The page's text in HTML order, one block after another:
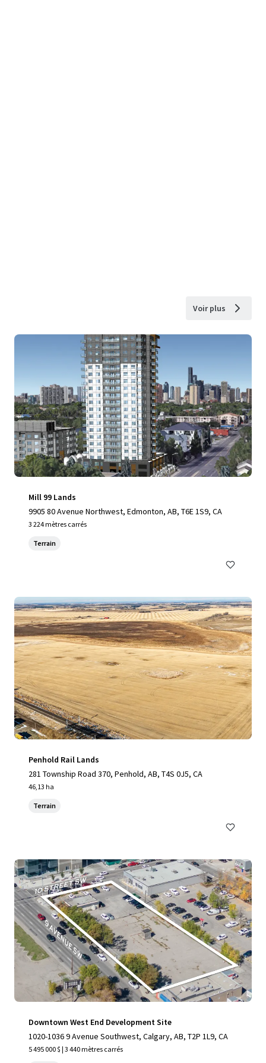
Voir plus
Mill 99 Lands
9905 80 Avenue Northwest, Edmonton, AB, T6E 1S9, CA
3 224 mètres carrés
Terrain
Penhold Rail Lands
281 Township Road 370, Penhold, AB, T4S 0J5, CA
46,13 ha
Terrain
Downtown West End Development Site
1020-1036 9 Avenue Southwest, Calgary, AB, T2P 1L9, CA
5 495 000 $ | 3 440 mètres carrés